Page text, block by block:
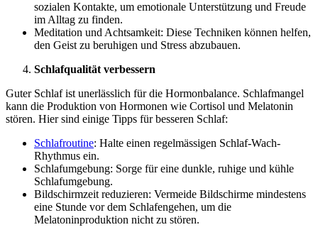
sozialen Kontakte, um emotionale Unterstützung und Freude
im Alltag zu finden.
Meditation und Achtsamkeit: Diese Techniken können helfen,
den Geist zu beruhigen und Stress abzubauen.
Schlafqualität verbessern
Guter Schlaf ist unerlässlich für die Hormonbalance. Schlafmangel
kann die Produktion von Hormonen wie Cortisol und Melatonin
stören. Hier sind einige Tipps für besseren Schlaf:
Schlafroutine: Halte einen regelmässigen Schlaf-Wach-
Rhythmus ein.
Schlafumgebung: Sorge für eine dunkle, ruhige und kühle
Schlafumgebung.
Bildschirmzeit reduzieren: Vermeide Bildschirme mindestens
eine Stunde vor dem Schlafengehen, um die
Melatoninproduktion nicht zu stören.